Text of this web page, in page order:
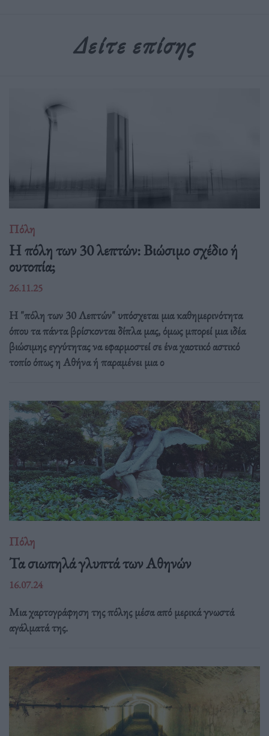
Δείτε επίσης
Πόλη
Η πόλη των 30 λεπτών: Βιώσιμο σχέδιο ή
ουτοπία;
26.11.25
Η "πόλη των 30 Λεπτών" υπόσχεται μια καθημερινότητα
όπου τα πάντα βρίσκονται δίπλα μας, όμως μπορεί μια ιδέα
βιώσιμης εγγύτητας να εφαρμοστεί σε ένα χαοτικό αστικό
τοπίο όπως η Αθήνα ή παραμένει μια ο
Πόλη
Τα σιωπηλά γλυπτά των Αθηνών
16.07.24
Μια χαρτογράφηση της πόλης μέσα από μερικά γνωστά
αγάλματά της.